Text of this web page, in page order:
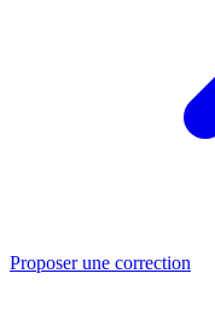
Proposer une correction